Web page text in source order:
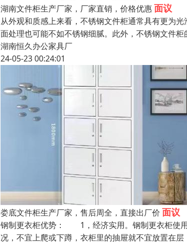
湖南文件柜生产厂家，厂家直销，价格优惠面议
从外观和质感上来看，不锈钢文件柜通常具有更为
面处理也可能不如不锈钢细腻。此外，不锈钢文件
湖南恒久办公家具厂
24-05-23 00:24:01
娄底文件柜生产厂家，售后周全，直接出厂价 面议
钢制更衣柜优势： 1，经济实用。钢制更衣柜使用
况，不宜上爬或下蹲，衣柜里的抽屉就不宜放置在